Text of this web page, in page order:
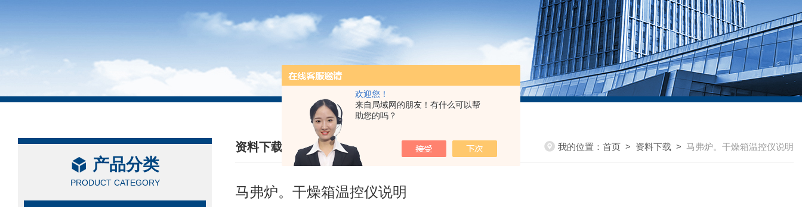
欢迎您！
来自局域网的朋友！有什么可以帮
助您的吗？
产品分类
PRODUCT CATEGORY
资料下载
/ DATA DOWNLOAD
我的位置： 首页 > 资料下载 > 马弗炉。干燥箱温控仪说明
马弗炉。干燥箱温控仪说明